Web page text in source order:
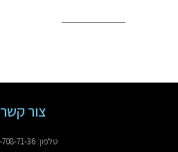
צור קשר
טלפון: 074-708-71-36